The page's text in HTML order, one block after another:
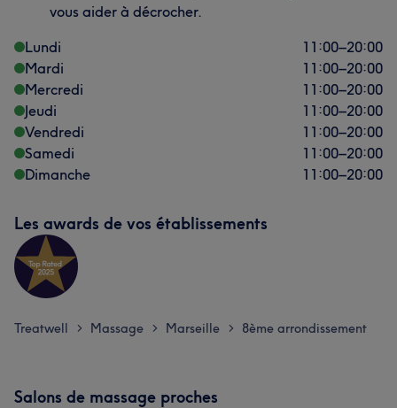
vous aider à décrocher.
Lundi
11:00–20:00
Mardi
11:00–20:00
Mercredi
11:00–20:00
Jeudi
11:00–20:00
Vendredi
11:00–20:00
Samedi
11:00–20:00
Dimanche
11:00–20:00
Les awards de vos établissements
Treatwell > Massage > Marseille > 8ème arrondissement
Salons de massage proches